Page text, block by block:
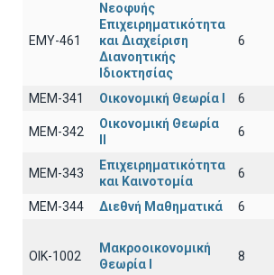
ΕΜΥ-461
Νεοφυής
Επιχειρηματικότητα
και Διαχείριση
Διανοητικής
Ιδιοκτησίας
6
ΜΕΜ-341 Οικονομική Θεωρία Ι 6
ΜΕΜ-342
Οικονομική Θεωρία
6
ΜΕΜ-343
Επιχειρηματικότητα
και Καινοτομία
6
ΜΕΜ-344 Διεθνή Μαθηματικά 6
ΟΙΚ-1002
Μακροοικονομική
Θεωρία Ι
8